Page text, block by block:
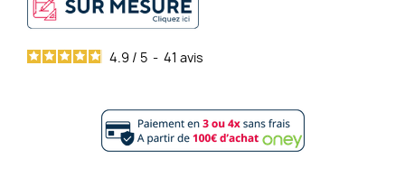
4.9 / 5 - 41 avis